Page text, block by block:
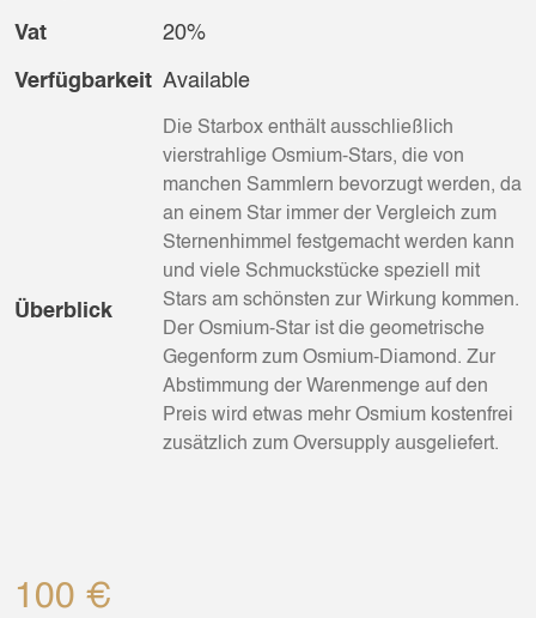
Vat 20%
Verfügbarkeit Available
Überblick
Die Starbox enthält ausschließlich
vierstrahlige Osmium-Stars, die von
manchen Sammlern bevorzugt werden, da
an einem Star immer der Vergleich zum
Sternenhimmel festgemacht werden kann
und viele Schmuckstücke speziell mit
Stars am schönsten zur Wirkung kommen.
Der Osmium-Star ist die geometrische
Gegenform zum Osmium-Diamond. Zur
Abstimmung der Warenmenge auf den
Preis wird etwas mehr Osmium kostenfrei
zusätzlich zum Oversupply ausgeliefert.
100 €